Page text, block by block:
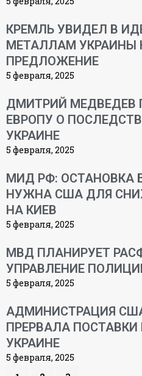
КРЕМЛЬ УВИДЕЛ В
МЕТАЛЛАМ УКРАИНЫ
ПРЕДЛОЖЕНИЕ
5 февраля, 2025
ДМИТРИЙ МЕДВЕДЕВ
ЕВРОПУ О
УКРАИНЕ
5 февраля, 2025
МИД РФ: ОСТАНОВКА
НУЖНА США ДЛЯ
НА КИЕВ
5 февраля, 2025
МВД ПЛАНИРУЕТ
УПРАВЛЕНИЕ
5 февраля, 2025
АДМИНИСТРАЦИЯ
ПРЕРВАЛА
УКРАИНЕ
5 февраля, 2025